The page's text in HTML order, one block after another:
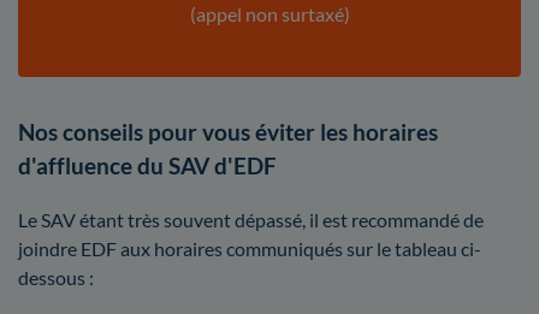
(appel non surtaxé)
Nos conseils pour vous éviter les horaires
d'affluence du SAV d'EDF
Le SAV étant très souvent dépassé, il est recommandé de
joindre EDF aux horaires communiqués sur le tableau ci-
dessous :